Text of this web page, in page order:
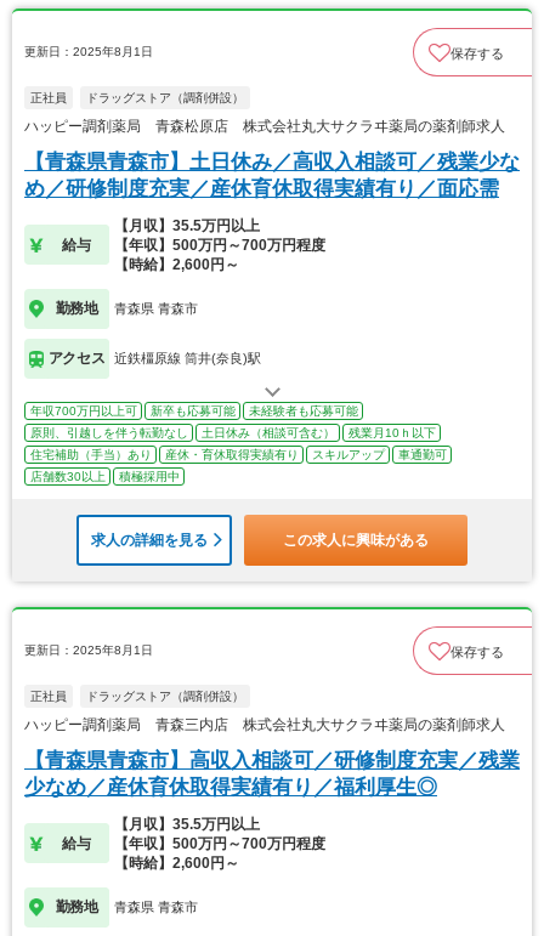
更新日：2025年8月1日 保存する
正社員 ドラッグストア（調剤併設）
ハッピー調剤薬局 青森松原店 株式会社丸大サクラヰ薬局の薬剤師求人
【青森県青森市】土日休み／高収入相談可／残業少な
め／研修制度充実／産休育休取得実績有り／面応需
給与
【月収】35.5万円以上
【年収】500万円～700万円程度
【時給】2,600円～
勤務地 青森県 青森市
アクセス 近鉄橿原線 筒井(奈良)駅
年収700万円以上可 新卒も応募可能
未経験者も応募可能
原則、引越しを伴う転勤なし
土日休み（相談可含む）
残業月10ｈ以下
住宅補助（手当）あり
産休・育休取得実績有り スキルアップ
車通勤可
店舗数30以上
積極採用中
求人の詳細を見る この求人に興味がある
更新日：2025年8月1日 保存する
正社員 ドラッグストア（調剤併設）
ハッピー調剤薬局 青森三内店 株式会社丸大サクラヰ薬局の薬剤師求人
【青森県青森市】高収入相談可／研修制度充実／残業
少なめ／産休育休取得実績有り／福利厚生◎
給与
【月収】35.5万円以上
【年収】500万円～700万円程度
【時給】2,600円～
勤務地 青森県 青森市